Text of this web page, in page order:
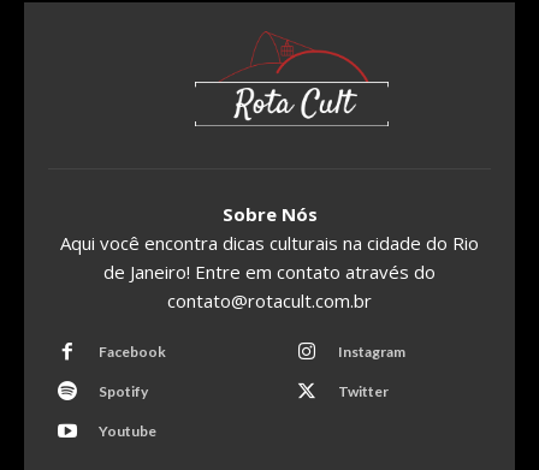
Sobre Nós
Aqui você encontra dicas culturais na cidade do Rio
de Janeiro! Entre em contato através do
contato@rotacult.com.br
Facebook Instagram
Spotify Twitter
Youtube